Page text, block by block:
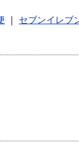
セブンイレブ